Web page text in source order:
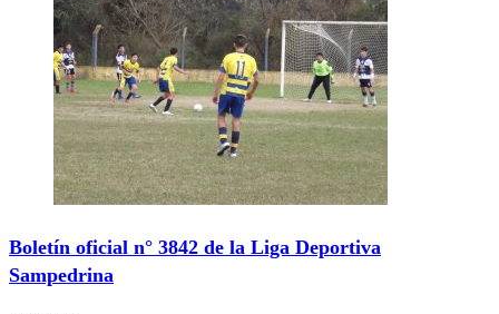
Boletín oficial n° 3842 de la Liga Deportiva
Sampedrina